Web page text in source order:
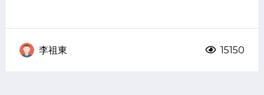
李祖東 15150